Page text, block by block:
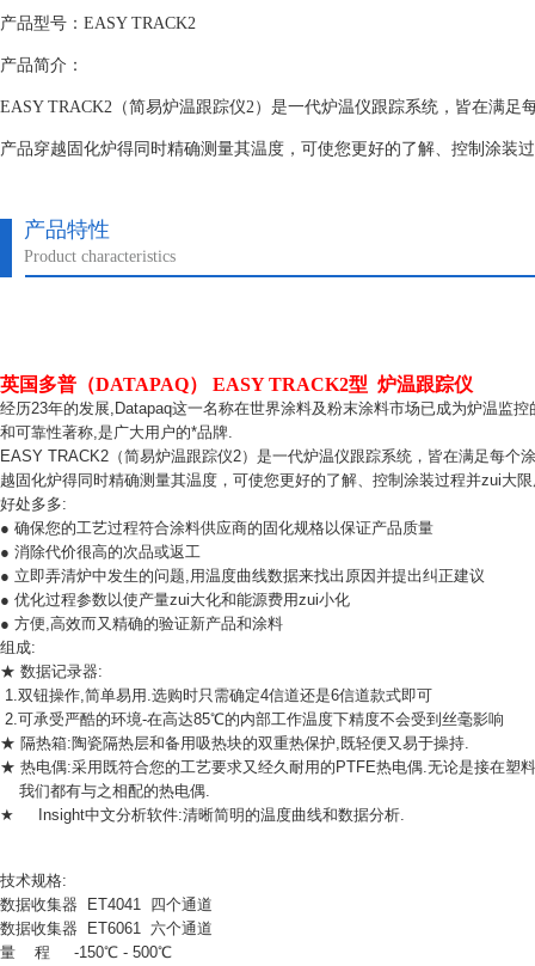
产品型号：EASY TRACK2
产品简介：
EASY TRACK2（简易炉温跟踪仪2）是一代炉温仪跟踪系统，皆在满足
产品穿越固化炉得同时精确测量其温度，可使您更好的了解、控制涂装
产品特性
Product characteristics
英国多普（DATAPAQ） EASY TRACK2型 炉温跟踪仪
经历23年的发展,Datapaq这一名称在世界涂料及粉末涂料市场已成为炉温监控
和可靠性著称,是广大用户的*品牌.
EASY TRACK2（简易炉温跟踪仪2） 是一代炉温仪跟踪系统，皆在满足每个
越固化炉得同时精确测量其温度，可使您更好的了解、控制涂装过程并zui大
好处多多:
● 确保您的工艺过程符合涂料供应商的固化规格以保证产品质量
● 消除代价很高的次品或返工
● 立即弄清炉中发生的问题,用温度曲线数据来找出原因并提出纠正建议
● 优化过程参数以使产量zui大化和能源费用zui小化
● 方便,高效而又精确的验证新产品和涂料
组成:
★ 数据记录器:
1.双钮操作,简单易用 .选购时只需确定4信道还是6信道款式即可
2.可承受严酷的环境-在高达85℃的内部工作温度下精度不会受到丝毫影响
★ 隔热箱:陶瓷隔热层和备用吸热块的双重热保护,既轻便又易于操持.
★ 热电偶:采用既符合您的工艺要求又经久耐用的 PTFE热电偶.无论是接在塑
我们都有与之相配的热电偶.
★
Insight中文分析软件:清晰简明的温度曲线和数据分析.
技术规格:
数据收集器
ET4041 四个通道
数据收集器
ET6061 六个通道
量
程 -150℃ - 500℃